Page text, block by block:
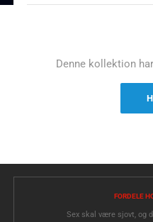
Denne kollektion
FORDELE
Sex skal være sjovt, og